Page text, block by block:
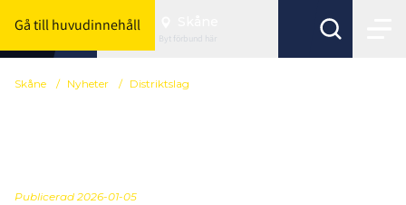
Gå till huvudinnehåll
Byt förbund här
Skåne / Nyheter / Distriktslag
Publicerad 2026-01-05